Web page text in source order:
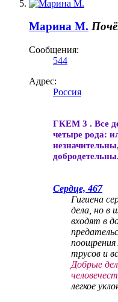
Марина М.
Сообщения:
544
Адрес:
Россия
ГКЕМ 3 . Все
четыре рода:
добродетельны.
Сердце, 467
Гигиена
дела, но в
входят в
поощрения
трусов и
Добрые
легкое